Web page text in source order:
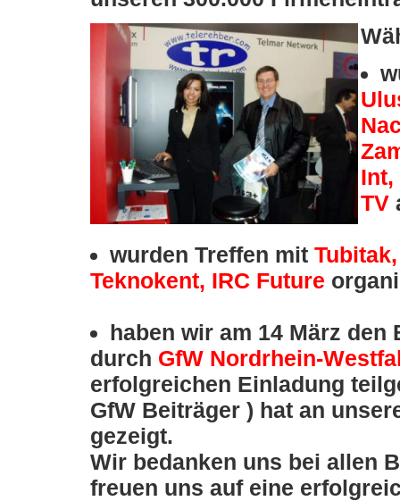
Int,
TV
wurden Treffen mit Tubitak,
Teknokent, IRC Future
haben wir am 14 März
durch GfW Nordrhein-
erfolgreichen Einladung
GfW Beiträger ) hat an
gezeigt.
Wir bedanken uns bei allen
freuen uns auf eine